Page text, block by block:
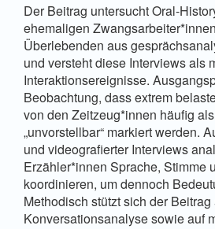
Der Beitrag untersucht Oral-
ehemaligen
Überlebenden aus
und versteht diese Interviews als
Interaktionsereignisse.
Beobachtung, dass extrem
von den Zeitzeug*innen häufig
„unvorstellbar“ markiert werden.
und videografierter Interviews
Erzähler*innen Sprache, Stimme
koordinieren, um dennoch
Methodisch stützt sich der
Konversationsanalyse sowie auf